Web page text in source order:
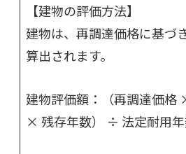
【建物の評価方法】
建物は、再調達価格に基づ
算出されます。
建物評価額：（再調達価格
× 残存年数） ÷ 法定耐用